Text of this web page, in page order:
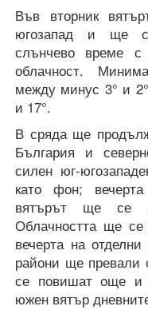
Във вторник
югозапад и ще
слънчево време с
облачност.
между минус 3° и
и 17°.
В сряда ще
България и
силен юг-
като фон;
вятърът ще се
Облачността ще
вечерта на
райони ще превали
се повишат още и
южен вятър